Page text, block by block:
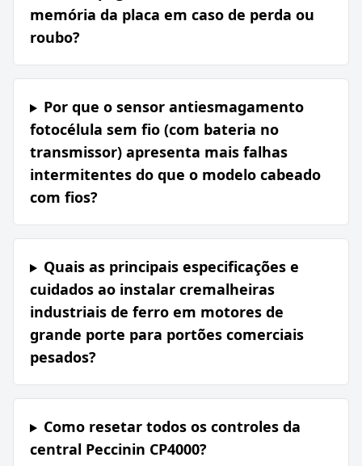
memória da placa em caso de perda ou
roubo?
Por que o sensor antiesmagamento
fotocélula sem fio (com bateria no
transmissor) apresenta mais falhas
intermitentes do que o modelo cabeado
com fios?
Quais as principais especificações e
cuidados ao instalar cremalheiras
industriais de ferro em motores de
grande porte para portões comerciais
pesados?
Como resetar todos os controles da
central Peccinin CP4000?